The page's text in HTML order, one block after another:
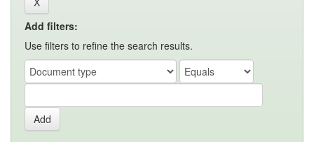
Add filters:
Use filters to refine the search results.